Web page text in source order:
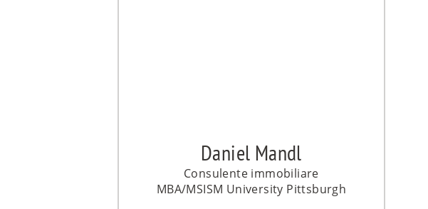
Daniel Mandl
Consulente immobiliare
MBA/MSISM University Pittsburgh